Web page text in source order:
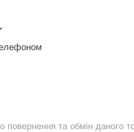
та обмін даного